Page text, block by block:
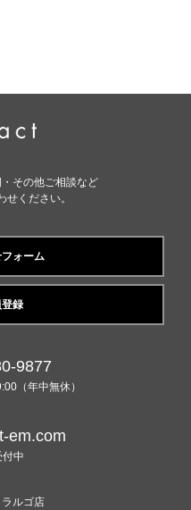
その他ご相談など
せください。
ォーム
録
9877
（年中無休）
em.com
中
ルゴ店